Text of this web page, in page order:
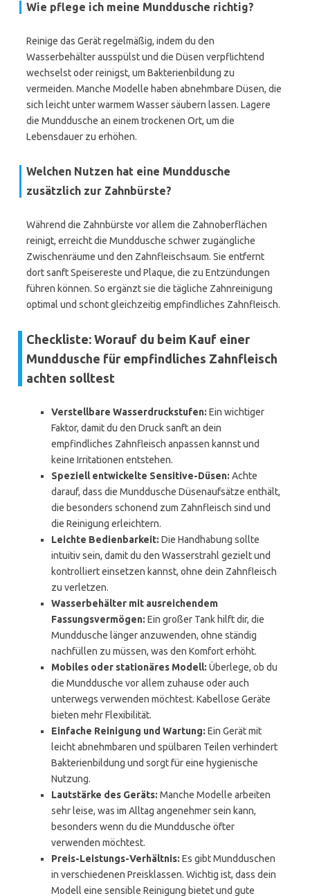
Wie pflege ich meine Munddusche richtig?
Reinige das Gerät regelmäßig, indem du den
Wasserbehälter ausspülst und die Düsen verpflichtend
wechselst oder reinigst, um Bakterienbildung zu
vermeiden. Manche Modelle haben abnehmbare Düsen, die
sich leicht unter warmem Wasser säubern lassen. Lagere
die Munddusche an einem trockenen Ort, um die
Lebensdauer zu erhöhen.
Welchen Nutzen hat eine Munddusche
zusätzlich zur Zahnbürste?
Während die Zahnbürste vor allem die Zahnoberflächen
reinigt, erreicht die Munddusche schwer zugängliche
Zwischenräume und den Zahnfleischsaum. Sie entfernt
dort sanft Speisereste und Plaque, die zu Entzündungen
führen können. So ergänzt sie die tägliche Zahnreinigung
optimal und schont gleichzeitig empfindliches Zahnfleisch.
Checkliste: Worauf du beim Kauf einer
Munddusche für empfindliches Zahnfleisch
achten solltest
Verstellbare Wasserdruckstufen: Ein wichtiger
Faktor, damit du den Druck sanft an dein
empfindliches Zahnfleisch anpassen kannst und
keine Irritationen entstehen.
Speziell entwickelte Sensitive-Düsen: Achte
darauf, dass die Munddusche Düsenaufsätze enthält,
die besonders schonend zum Zahnfleisch sind und
die Reinigung erleichtern.
Leichte Bedienbarkeit: Die Handhabung sollte
intuitiv sein, damit du den Wasserstrahl gezielt und
kontrolliert einsetzen kannst, ohne dein Zahnfleisch
zu verletzen.
Wasserbehälter mit ausreichendem
Fassungsvermögen: Ein großer Tank hilft dir, die
Munddusche länger anzuwenden, ohne ständig
nachfüllen zu müssen, was den Komfort erhöht.
Mobiles oder stationäres Modell: Überlege, ob du
die Munddusche vor allem zuhause oder auch
unterwegs verwenden möchtest. Kabellose Geräte
bieten mehr Flexibilität.
Einfache Reinigung und Wartung: Ein Gerät mit
leicht abnehmbaren und spülbaren Teilen verhindert
Bakterienbildung und sorgt für eine hygienische
Nutzung.
Lautstärke des Geräts: Manche Modelle arbeiten
sehr leise, was im Alltag angenehmer sein kann,
besonders wenn du die Munddusche öfter
verwenden möchtest.
Preis-Leistungs-Verhältnis: Es gibt Mundduschen
in verschiedenen Preisklassen. Wichtig ist, dass dein
Modell eine sensible Reinigung bietet und gute